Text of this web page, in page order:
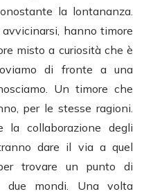
la lontananza.
hanno timore
misto a curiosità che è
di fronte a una
Un timore che
per le stesse ragioni.
la collaborazione degli
dare il via a quel
trovare un punto di
mondi. Una volta